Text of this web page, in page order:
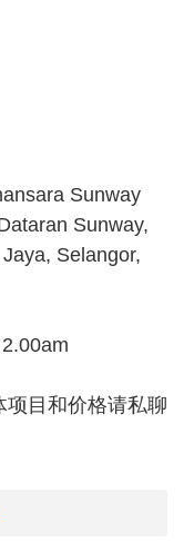
Sunway
Sunway,
Selangor,
目和价格请私聊